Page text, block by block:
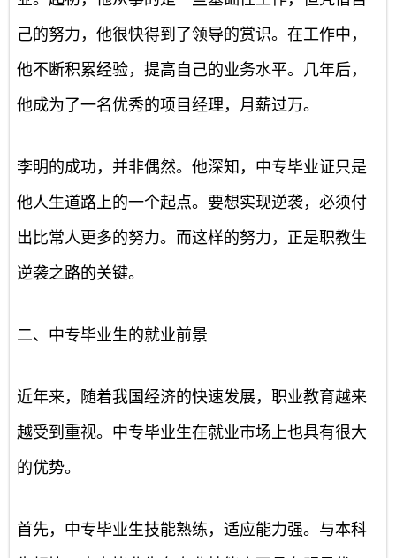
己的努力，他很快得到了领导的赏识。在工作中，
他不断积累经验，提高自己的业务水平。几年后，
他成为了一名优秀的项目经理，月薪过万。
李明的成功，并非偶然。他深知，中专毕业证只是
他人生道路上的一个起点。要想实现逆袭，必须付
出比常人更多的努力。而这样的努力，正是职教生
逆袭之路的关键。
二、中专毕业生的就业前景
近年来，随着我国经济的快速发展，职业教育越来
越受到重视。中专毕业生在就业市场上也具有很大
的优势。
首先，中专毕业生技能熟练，适应能力强。与本科